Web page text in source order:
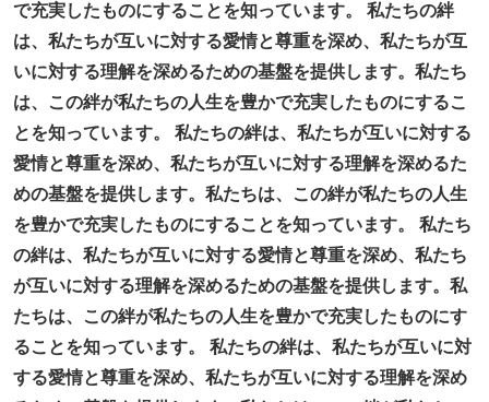
で充実したものにすることを知っています。 私たちの絆
は、私たちが互いに対する愛情と尊重を深め、私たちが互
いに対する理解を深めるための基盤を提供します。私たち
は、この絆が私たちの人生を豊かで充実したものにするこ
とを知っています。 私たちの絆は、私たちが互いに対する
愛情と尊重を深め、私たちが互いに対する理解を深めるた
めの基盤を提供します。私たちは、この絆が私たちの人生
を豊かで充実したものにすることを知っています。 私たち
の絆は、私たちが互いに対する愛情と尊重を深め、私たち
が互いに対する理解を深めるための基盤を提供します。私
たちは、この絆が私たちの人生を豊かで充実したものにす
ることを知っています。 私たちの絆は、私たちが互いに対
する愛情と尊重を深め、私たちが互いに対する理解を深め